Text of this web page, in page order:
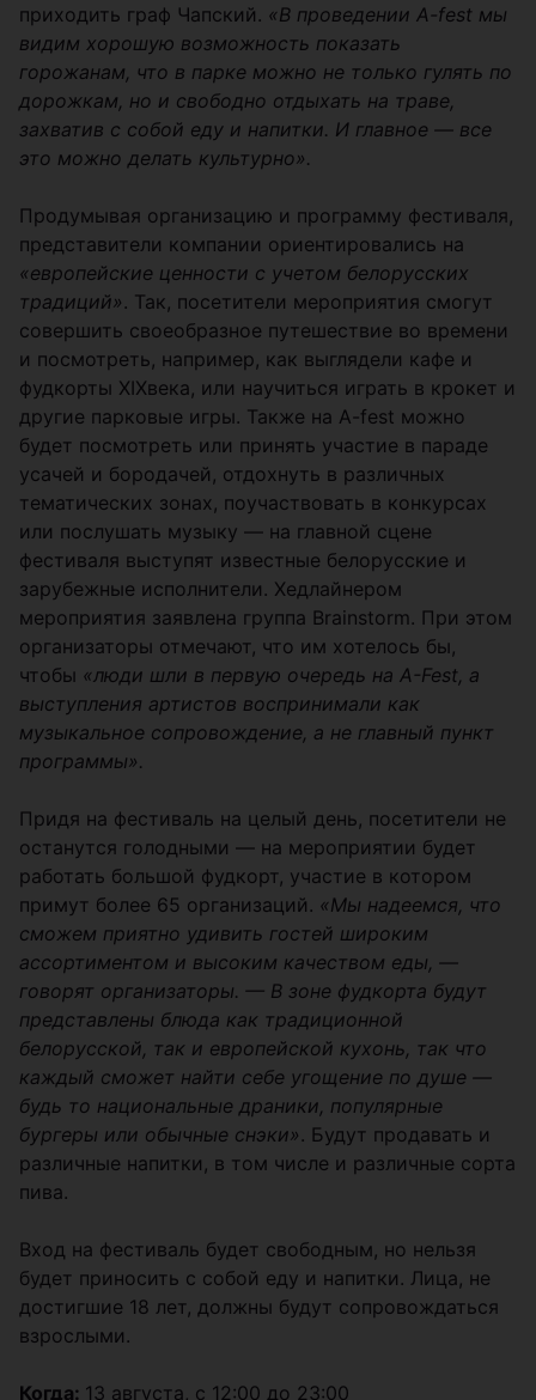
приходить граф Чапский. «В проведении A-fest мы
видим хорошую возможность показать
горожанам, что в парке можно не только гулять по
дорожкам, но и свободно отдыхать на траве,
захватив с собой еду и напитки. И главное — все
это можно делать культурно».
Продумывая организацию и программу фестиваля,
представители компании ориентировались на
«европейские ценности с учетом белорусских
традиций» . Так, посетители мероприятия смогут
совершить своеобразное путешествие во времени
и посмотреть, например, как выглядели кафе и
фудкорты XIXвека, или научиться играть в крокет и
другие парковые игры. Также на A-fest можно
будет посмотреть или принять участие в параде
усачей и бородачей, отдохнуть в различных
тематических зонах, поучаствовать в конкурсах
или послушать музыку — на главной сцене
фестиваля выступят известные белорусские и
зарубежные исполнители. Хедлайнером
мероприятия заявлена группа Brainstorm. При этом
организаторы отмечают, что им хотелось бы,
чтобы «люди шли в первую очередь на A-Fest, а
выступления артистов воспринимали как
музыкальное сопровождение, а не главный пункт
программы».
Придя на фестиваль на целый день, посетители не
останутся голодными — на мероприятии будет
работать большой фудкорт, участие в котором
примут более 65 организаций. «Мы надеемся, что
сможем приятно удивить гостей широким
ассортиментом и высоким качеством еды, —
говорят организаторы. — В зоне фудкорта будут
представлены блюда как традиционной
белорусской, так и европейской кухонь, так что
каждый сможет найти себе угощение по душе —
будь то национальные драники, популярные
бургеры или обычные снэки» . Будут продавать и
различные напитки, в том числе и различные сорта
пива.
Вход на фестиваль будет свободным, но нельзя
будет приносить с собой еду и напитки. Лица, не
достигшие 18 лет, должны будут сопровождаться
взрослыми.
Когда: 13 августа, с 12:00 до 23:00